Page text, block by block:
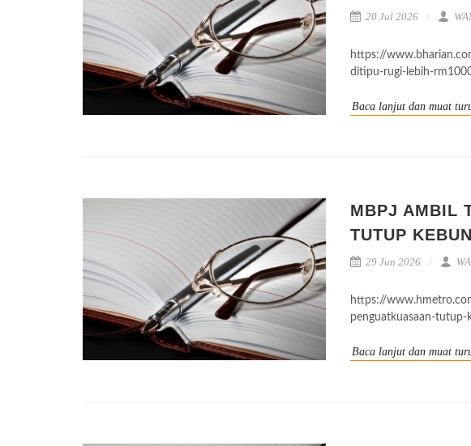
20 Jul 2026
https://
ditipu-rugi-lebih-
Baca lanjut dan muat
MBPJ AMBIL
TUTUP
29 Jun 2026
https://
penguatkuasaan-tutup-
Baca lanjut dan muat